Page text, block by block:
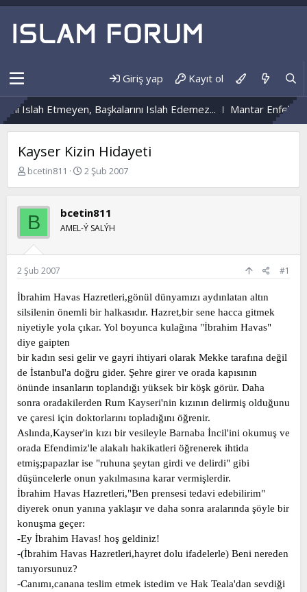
Giriş yap Kayıt ol
Islah Etmeyen, Başkalarını Islah Edemez... Mantar
Kayser Kizin Hidayeti
K
b
u
y
u
b
a
l
a
t
a
n
bcetin811
B
l
a
n
ı
a
r
i
h
2 Şub 2007
B bcetin811
AMEL-Ý SALÝH
2 Şub 2007 #1
İbrahim Havas Hazretleri,gönül dünyamızı aydınlatan altın
silsilenin önemli bir halkasıdır. Hazret,bir sene hacca gitmek
niyetiyle yola çıkar. Yol boyunca kulağına "İbrahim Havas"
diye gaipten
bir kadın sesi gelir ve gayri ihtiyari olarak Mekke tarafına değil
de İstanbul'a doğru gider. Şehre girer ve orada kapısının
önünde insanların toplandığı yüksek bir köşk görür. Daha
sonra oradakilerden Rum Kayseri'nin kızının delirmiş olduğunu
ve çaresi için doktorlarını topladığını öğrenir.
Aslında,Kayser'in kızı bir vesileyle Barnaba İncil'ini okumuş ve
orada Efendimiz'le alakalı hakikatleri öğrenerek ihtida
etmiş;papazlar ise "ruhuna şeytan girdi ve delirdi" gibi
düşüncelerle onun yakılmasına karar vermişlerdir.
İbrahim Havas Hazretleri,"Ben prensesi tedavi edebilirim"
diyerek onun yanına yaklaşır ve daha sonra aralarında şöyle bir
konuşma geçer:
-Ey İbrahim Havas! hoş geldiniz!
-(İbrahim Havas Hazretleri,hayret dolu ifadelerle) Beni nereden
tanıyorsunuz?
-Canımı,canana teslim etmek istedim ve Hak Teala'dan sevdiği